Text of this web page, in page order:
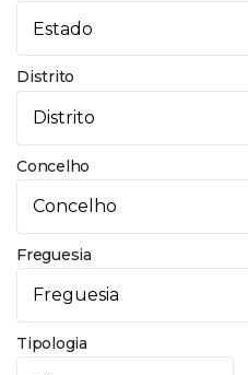
Distrito
Concelho
Freguesia
Tipologia